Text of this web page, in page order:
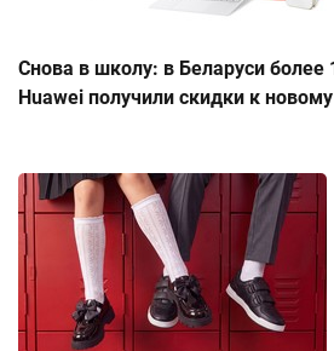
Снова в школу: в Беларуси более
Huawei получили скидки к